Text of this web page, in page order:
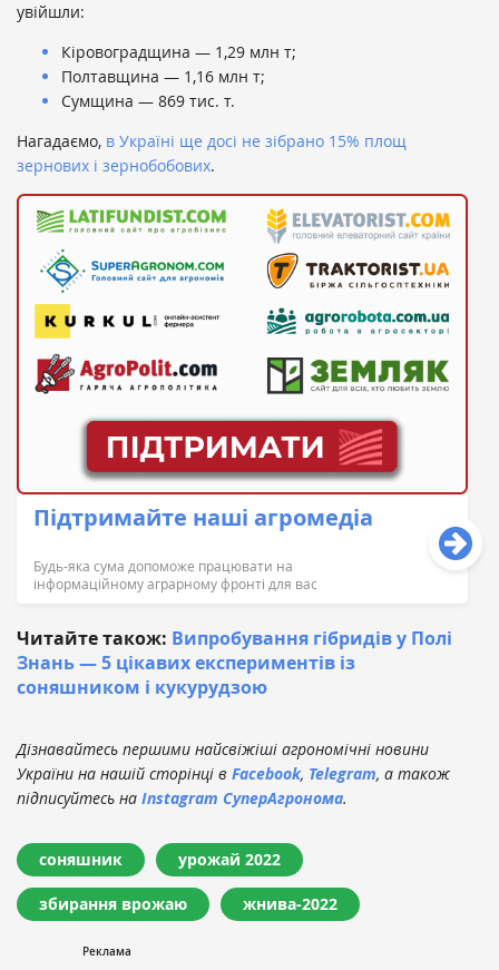
увійшли:
Кіровоградщина — 1,29 млн т;
Полтавщина — 1,16 млн т;
Сумщина — 869 тис. т.
Нагадаємо, в Україні ще досі не зібрано 15% площ
зернових і зернобобових.
Підтримайте наші агромедіа
Будь-яка сума допоможе працювати на
інформаційному аграрному фронті для вас
Читайте також: Випробування гібридів у Полі
Знань — 5 цікавих експериментів із
соняшником і кукурудзою
Дізнавайтесь першими найсвіжіші агрономічні новини
України на нашій сторінці в Facebook, Telegram, а також
підписуйтесь на Instagram СуперАгронома.
соняшник урожай 2022
збирання врожаю жнива-2022